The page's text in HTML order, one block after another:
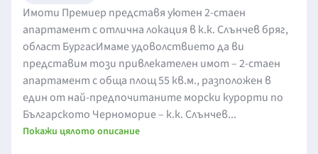
Имоти Премиер представя уютен 2-стаен
апартамент с отлична локация в к.к. Слънчев бряг,
област БургасИмаме удоволствието да ви
представим този привлекателен имот – 2-стаен
апартамент с обща площ 55 кв.м., разположен в
един от най-предпочитаните морски курорти по
Българското Черноморие – к.к. Слънчев...
Покажи цялото описание